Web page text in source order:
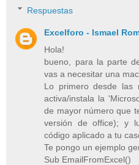
Respuestas
Excelforo - Ismael
Hola!
bueno, para la parte
vas a necesitar una
Lo primero desde las
activa/instala la
de mayor número que
versión de office); y
código aplicado a tu
Te pongo un ejemplo
Sub EmailFromExcel()